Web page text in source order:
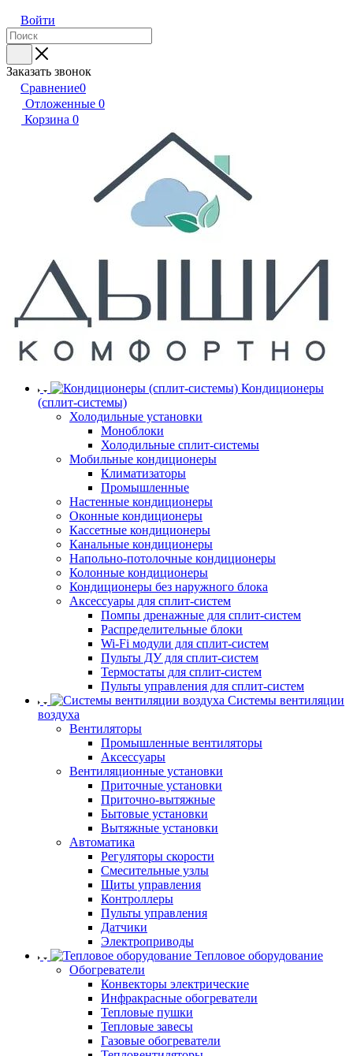
Войти
Заказать звонок
Сравнение0
Отложенные 0
Корзина 0
Кондиционеры
(сплит-системы)
Холодильные установки
Моноблоки
Холодильные сплит-системы
Мобильные кондиционеры
Климатизаторы
Промышленные
Настенные кондиционеры
Оконные кондиционеры
Кассетные кондиционеры
Канальные кондиционеры
Напольно-потолочные кондиционеры
Колонные кондиционеры
Кондиционеры без наружного блока
Аксессуары для сплит-систем
Помпы дренажные для сплит-систем
Распределительные блоки
Wi-Fi модули для сплит-систем
Пульты ДУ для сплит-систем
Термостаты для сплит-систем
Пульты управления для сплит-систем
Системы вентиляции
воздуха
Вентиляторы
Промышленные вентиляторы
Аксессуары
Вентиляционные установки
Приточные установки
Приточно-вытяжные
Бытовые установки
Вытяжные установки
Автоматика
Регуляторы скорости
Смесительные узлы
Щиты управления
Контроллеры
Пульты управления
Датчики
Электроприводы
Тепловое оборудование
Обогреватели
Конвекторы электрические
Инфракрасные обогреватели
Тепловые пушки
Тепловые завесы
Газовые обогреватели